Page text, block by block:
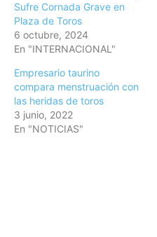
Sufre Cornada Grave en
Plaza de Toros
6 octubre, 2024
En "INTERNACIONAL"
Empresario taurino
compara menstruación con
las heridas de toros
3 junio, 2022
En "NOTICIAS"